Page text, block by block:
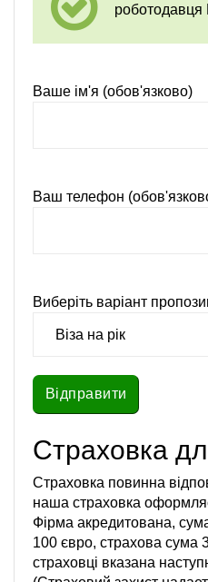
Ваше ім'я (обов'язково)
Ваш телефон
Виберіть варіант
Страховка
Страховка повинна
наша страховка
Фірма акредитована,
100 євро, страхова сума
страховці вказана